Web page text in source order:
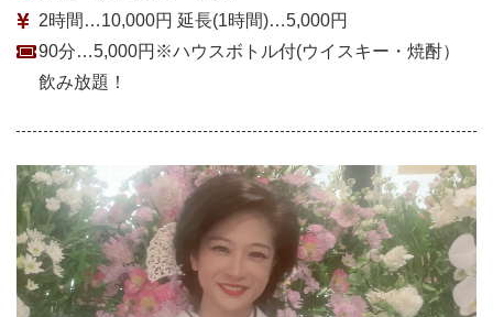
2時間…10,000円 延長(1時間)…5,000円
90分…5,000円※ハウスボトル付(ウイスキー・焼酎）
飲み放題！